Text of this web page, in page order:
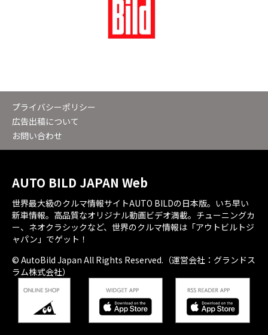
プライバシーポリシー
広告出稿について
お問い合わせ
AUTO BILD JAPAN Web
世界最大級のクルマ情報サイトAUTO BILDの日本版。いち早い
新車情報。高品質なオリジナル動画ビデオ満載。チューニングカ
ー、ネオクラシックなど、世界のクルマ情報は「アウトビルトジ
ャパン」でゲット！
© AutoBild Japan All Rights Reserved.（運営会社：グランドス
ラム株式会社）